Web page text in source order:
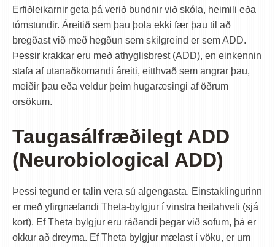
Erfiðleikarnir geta þá verið bundnir við skóla, heimili eða
tómstundir. Áreitið sem þau þola ekki fær þau til að
bregðast við með hegðun sem skilgreind er sem ADD.
Þessir krakkar eru með athyglisbrest (ADD), en einkennin
stafa af utanaðkomandi áreiti, eitthvað sem angrar þau,
meiðir þau eða veldur þeim hugaræsingi af öðrum
orsökum.
Taugasálfræðilegt ADD
(Neurobiological ADD)
Þessi tegund er talin vera sú algengasta. Einstaklingurinn
er með yfirgnæfandi Theta-bylgjur í vinstra heilahveli (sjá
kort). Ef Theta bylgjur eru ráðandi þegar við sofum, þá er
okkur að dreyma. Ef Theta bylgjur mælast í vöku, er um